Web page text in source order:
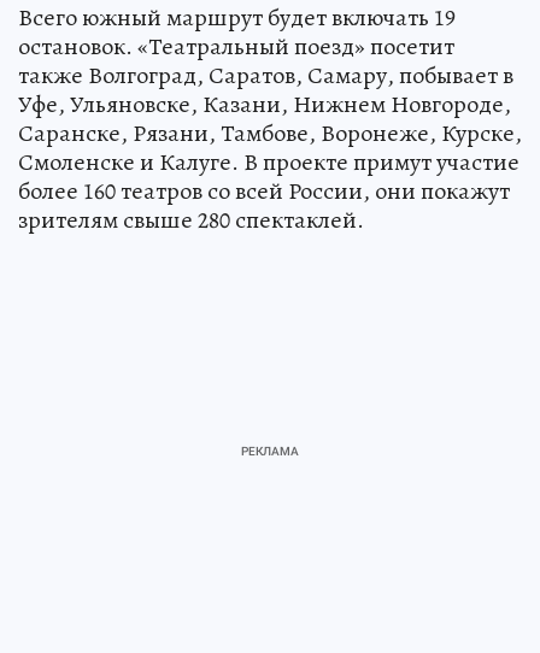
Всего южный маршрут будет включать 19
остановок. «Театральный поезд» посетит
также Волгоград, Саратов, Самару, побывает в
Уфе, Ульяновске, Казани, Нижнем Новгороде,
Саранске, Рязани, Тамбове, Воронеже, Курске,
Смоленске и Калуге. В проекте примут участие
более 160 театров со всей России, они покажут
зрителям свыше 280 спектаклей.